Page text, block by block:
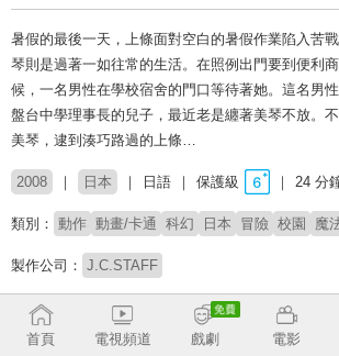
暑假的最後一天，上條面對空白的暑假作業陷入苦
琴則是過著一如往常的生活。在照例出門要到便利
候，一名男性在學校宿舍的門口等待著她。這名男
盤台中學理事長的兒子，最近老是纏著美琴不放。
美琴，逮到湊巧路過的上條…
2008 日本 日語 保護級 24 分
類別： 動作 動畫/卡通 科幻 日本 冒險 校園 魔
製作公司： J.C.STAFF
導演：
配音： 阿部敦 能登麻美子 佐藤利奈 井口裕香
首頁 電視頻道 戲劇 電影